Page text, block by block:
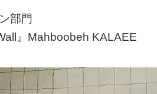
部門
』Mahboobeh KALAEE